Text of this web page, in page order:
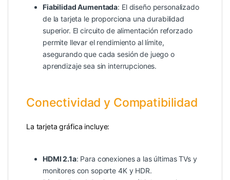
Fiabilidad Aumentada: El diseño personalizado
de la tarjeta le proporciona una durabilidad
superior. El circuito de alimentación reforzado
permite llevar el rendimiento al límite,
asegurando que cada sesión de juego o
aprendizaje sea sin interrupciones.
Conectividad y Compatibilidad
La tarjeta gráfica incluye:
HDMI 2.1a: Para conexiones a las últimas TVs y
monitores con soporte 4K y HDR.